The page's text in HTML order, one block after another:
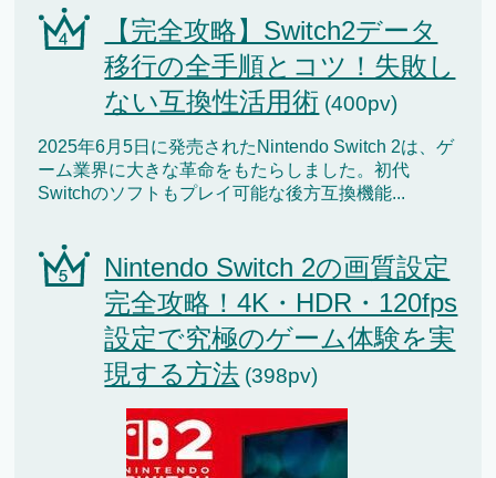
【完全攻略】Switch2データ
移行の全手順とコツ！失敗し
ない互換性活用術 (400pv)
2025年6月5日に発売されたNintendo Switch 2は、ゲ
ーム業界に大きな革命をもたらしました。初代
Switchのソフトもプレイ可能な後方互換機能...
Nintendo Switch 2の画質設定
完全攻略！4K・HDR・120fps
設定で究極のゲーム体験を実
現する方法 (398pv)